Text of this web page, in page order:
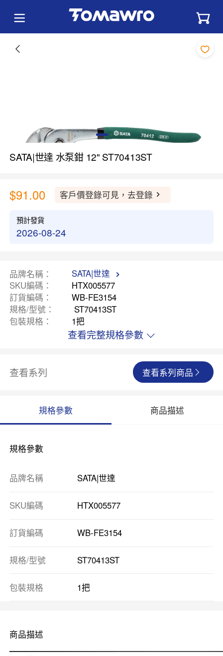
SATA|世達 水泵鉗 12" ST70413ST
$91.00 客戶價登錄可見，去登錄
預計發貨
2026-08-24
品牌名稱
SATA|世達
SKU編碼
HTX005577
訂貨編碼
WB-FE3154
規格/型號
ST70413ST
包裝規格
1把
查看完整規格參數
查看系列 查看系列商品
規格參數 商品描述
規格參數
品牌名稱 SATA|世達
SKU編碼 HTX005577
訂貨編碼 WB-FE3154
規格/型號 ST70413ST
包裝規格 1把
商品描述